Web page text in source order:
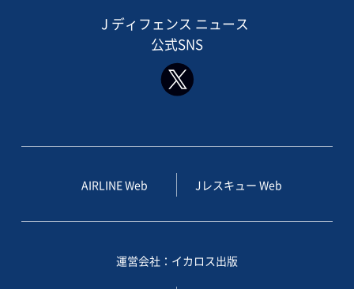
J ディフェンス ニュース
公式SNS
AIRLINE Web Jレスキュー Web
運営会社：イカロス出版